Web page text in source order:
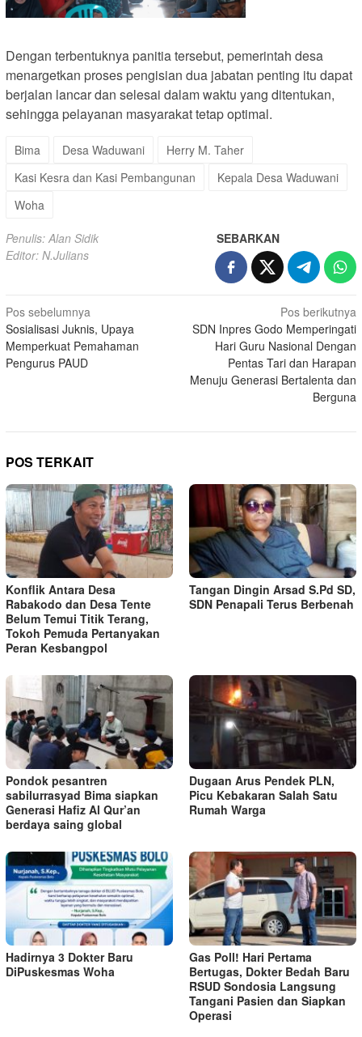
Dengan terbentuknya panitia tersebut, pemerintah desa
menargetkan proses pengisian dua jabatan penting itu dapat
berjalan lancar dan selesai dalam waktu yang ditentukan,
sehingga pelayanan masyarakat tetap optimal.
Bima Desa Waduwani
Herry M. Taher
Kasi Kesra dan Kasi Pembangunan
Kepala Desa Waduwani
Woha
Penulis: Alan Sidik
Editor: N.Julians
SEBARKAN
Navigasi
pos
Pos sebelumnya
Sosialisasi Juknis, Upaya
Memperkuat Pemahaman
Pengurus PAUD ‎
Pos berikutnya
SDN Inpres Godo Memperingati
Hari Guru Nasional Dengan
Pentas Tari dan Harapan
Menuju Generasi Bertalenta dan
Berguna
POS TERKAIT
Konflik Antara Desa
Rabakodo dan Desa Tente
Belum Temui Titik Terang,
Tokoh Pemuda Pertanyakan
Peran Kesbangpol
Tangan Dingin Arsad S.Pd SD,
SDN Penapali Terus Berbenah
Pondok pesantren
sabilurrasyad Bima siapkan
Generasi Hafiz Al Qur’an
berdaya saing global
Dugaan Arus Pendek PLN,
Picu Kebakaran Salah Satu
Rumah Warga
Hadirnya 3 Dokter Baru
DiPuskesmas Woha
Gas Poll! Hari Pertama
Bertugas, Dokter Bedah Baru
RSUD Sondosia Langsung
Tangani Pasien dan Siapkan
Operasi